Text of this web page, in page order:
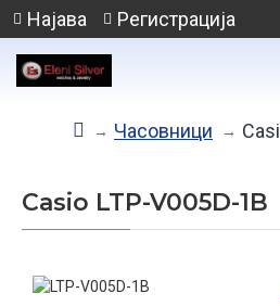
Најава Регистрација
Часовници
Casio LTP-V005D-1B